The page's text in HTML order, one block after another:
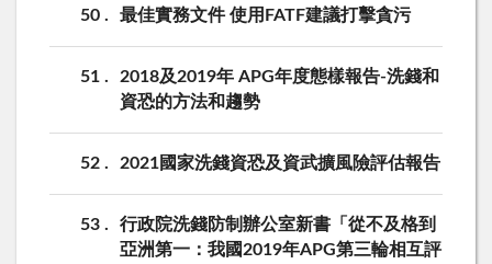
50 最佳實務文件 使用FATF建議打擊貪污
51
2018及2019年 APG年度態樣報告-洗錢和
資恐的方法和趨勢
52 2021國家洗錢資恐及資武擴風險評估報告
53
行政院洗錢防制辦公室新書「從不及格到
亞洲第一：我國2019年APG第三輪相互評